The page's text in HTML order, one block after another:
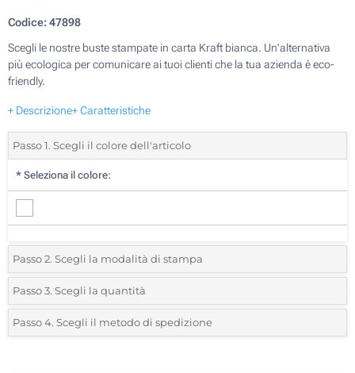
Codice:47898
Scegli le nostre buste stampate in carta Kraft bianca. Un'alternativa
più ecologica per comunicare ai tuoi clienti che la tua azienda è eco-
friendly.
+ Descrizione+ Caratteristiche
Passo 1. Scegli il colore dell'articolo
* Seleziona il colore:
Passo 2. Scegli la modalità di stampa
*Seleziona la posizione di stampa e il colore del vostro logo:
1 Colore (Su un lato)
Passo 3. Scegli la quantità
*Quantità desiderata:
Passo 4. Scegli il metodo di spedizione